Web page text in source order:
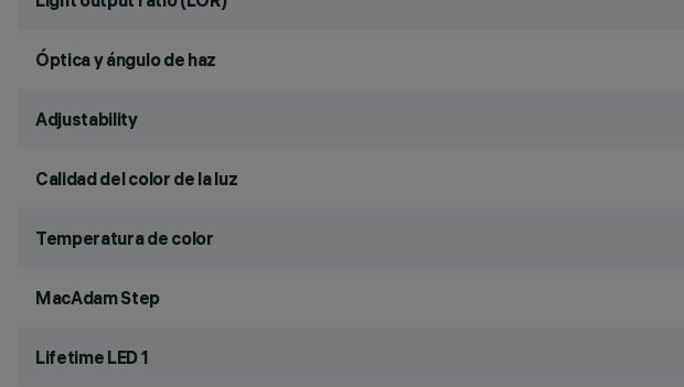
Óptica y ángulo de haz
Adjustability
Calidad del color de la luz
Temperatura de color
MacAdam Step
Lifetime LED 1